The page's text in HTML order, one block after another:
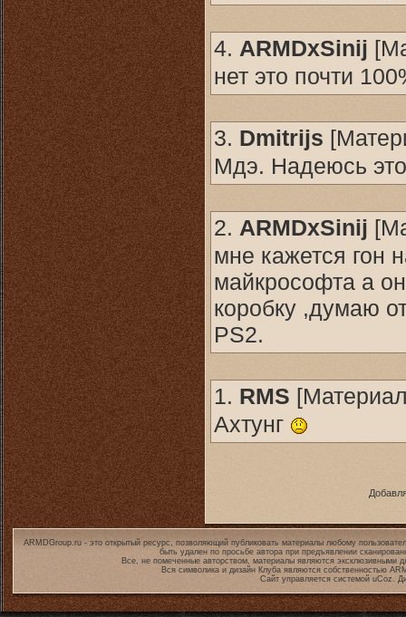
4. ARMDxSinij [
нет это почти
3. Dmitrijs [
Мдэ. Надеюсь
2. ARMDxSinij [
мне кажется гон
майкрософта а
коробку ,думаю
PS2.
1. RMS [
Ахтунг
ARMDGroup.ru - это открытый ресурс, позволяющий публиковать материалы любому
быть удален по просьбе автора при предъявлении
Все, не помеченные авторством, материалы являются эксклюзивными
Вся символика и дизайн Клуба являются собственностью
Сайт управляется системой uCoz.